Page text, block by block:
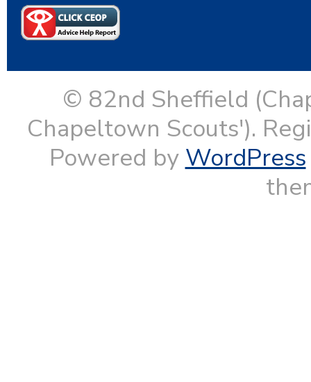
© 82nd Sheffield
Chapeltown Scouts').
Powered by WordPress